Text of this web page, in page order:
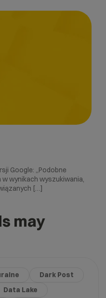
Google: „Podobne
wynikach wyszukiwania,
[…]
may
Dark Post
Data Lake